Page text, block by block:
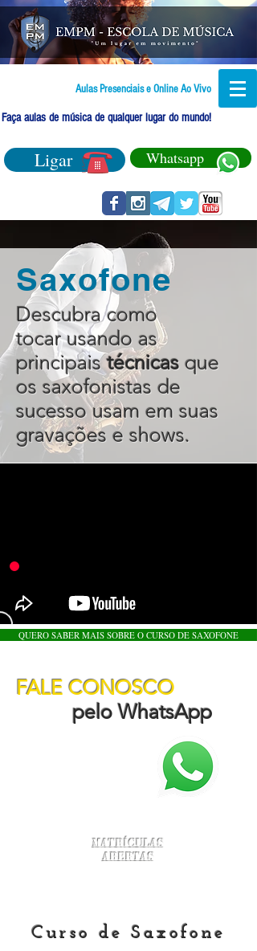
Aulas Presenciais e Online Ao Vivo
Faça aulas de música de qualquer lugar do mundo!
Ligar Whatsapp
Saxofone
Descubra como
tocar usando as
principaistécnicas que
os saxofonistas de
sucesso usam em suas
gravações e shows.
QUERO SABER MAIS SOBRE O CURSO DE SAXOFONE
FALE CONOSCO
pelo WhatsApp
Matrículas
Abertas
Curso de Saxofone